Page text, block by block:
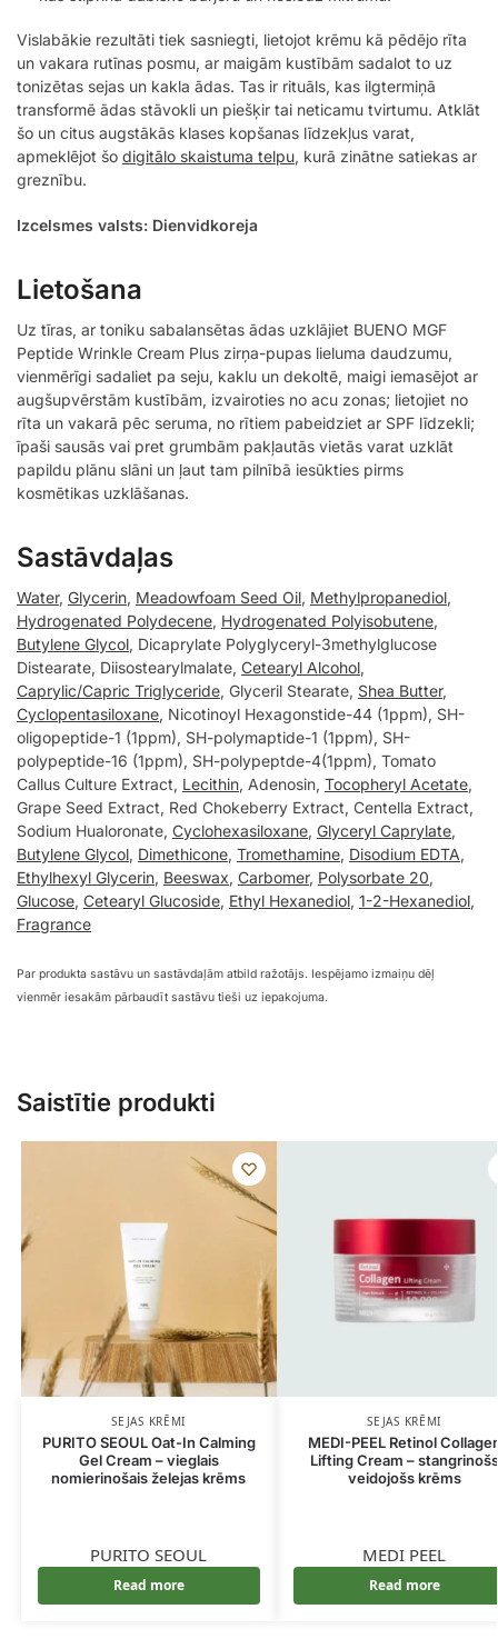
Vislabākie rezultāti tiek sasniegti, lietojot krēmu kā pēdējo rīta
un vakara rutīnas posmu, ar maigām kustībām sadalot to uz
tonizētas sejas un kakla ādas. Tas ir rituāls, kas ilgtermiņā
transformē ādas stāvokli un piešķir tai neticamu tvirtumu. Atklāt
šo un citus augstākās klases kopšanas līdzekļus varat,
apmeklējot šo digitālo skaistuma telpu, kurā zinātne satiekas ar
greznību.
Izcelsmes valsts: Dienvidkoreja
Lietošana
Uz tīras, ar toniku sabalansētas ādas uzklājiet BUENO MGF
Peptide Wrinkle Cream Plus zirņa-pupas lieluma daudzumu,
vienmērīgi sadaliet pa seju, kaklu un dekoltē, maigi iemasējot ar
augšupvērstām kustībām, izvairoties no acu zonas; lietojiet no
rīta un vakarā pēc seruma, no rītiem pabeidziet ar SPF līdzekli;
īpaši sausās vai pret grumbām pakļautās vietās varat uzklāt
papildu plānu slāni un ļaut tam pilnībā iesūkties pirms
kosmētikas uzklāšanas.
Sastāvdaļas
Water, Glycerin, Meadowfoam Seed Oil, Methylpropanediol,
Hydrogenated Polydecene, Hydrogenated Polyisobutene,
Butylene Glycol, Dicaprylate Polyglyceryl-3methylglucose
Distearate, Diisostearylmalate, Cetearyl Alcohol,
Caprylic/Capric Triglyceride, Glyceril Stearate, Shea Butter,
Cyclopentasiloxane, Nicotinoyl Hexagonstide-44 (1ppm), SH-
oligopeptide-1 (1ppm), SH-polymaptide-1 (1ppm), SH-
polypeptide-16 (1ppm), SH-polypeptde-4(1ppm), Tomato
Callus Culture Extract, Lecithin, Adenosin, Tocopheryl Acetate,
Grape Seed Extract, Red Chokeberry Extract, Centella Extract,
Sodium Hualoronate, Cyclohexasiloxane, Glyceryl Caprylate,
Butylene Glycol, Dimethicone, Tromethamine, Disodium EDTA,
Ethylhexyl Glycerin, Beeswax, Carbomer, Polysorbate 20,
Glucose, Cetearyl Glucoside, Ethyl Hexanediol, 1-2-Hexanediol,
Fragrance
Par produkta sastāvu un sastāvdaļām atbild ražotājs. Iespējamo izmaiņu dēļ
vienmēr iesakām pārbaudīt sastāvu tieši uz iepakojuma.
Saistītie produkti
SEJAS KRĒMI
PURITO SEOUL Oat-In Calming
Gel Cream – vieglais
nomierinošais želejas krēms
PURITO SEOUL
Read more
SEJAS KRĒMI
MEDI-PEEL Retinol
Lifting Cream – stangrinošs
veidojošs krēms
MEDI PEEL
Read more